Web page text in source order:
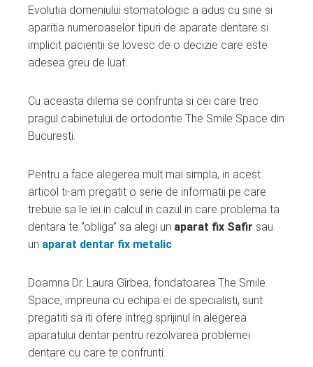
Evolutia domeniului stomatologic a adus cu sine si
aparitia numeroaselor tipuri de aparate dentare si
implicit pacientii se lovesc de o decizie care este
adesea greu de luat.
Cu aceasta dilema se confrunta si cei care trec
pragul cabinetului de ortodontie The Smile Space din
Bucuresti.
Pentru a face alegerea mult mai simpla, in acest
articol ti-am pregatit o serie de informatii pe care
trebuie sa le iei in calcul in cazul in care problema ta
dentara te ‘’obliga’’ sa alegi un aparat fix Safir sau
un aparat dentar fix metalic.
Doamna Dr. Laura Gîrbea, fondatoarea The Smile
Space, impreuna cu echipa ei de specialisti, sunt
pregatiti sa iti ofere intreg sprijinul in alegerea
aparatului dentar pentru rezolvarea problemei
dentare cu care te confrunti.